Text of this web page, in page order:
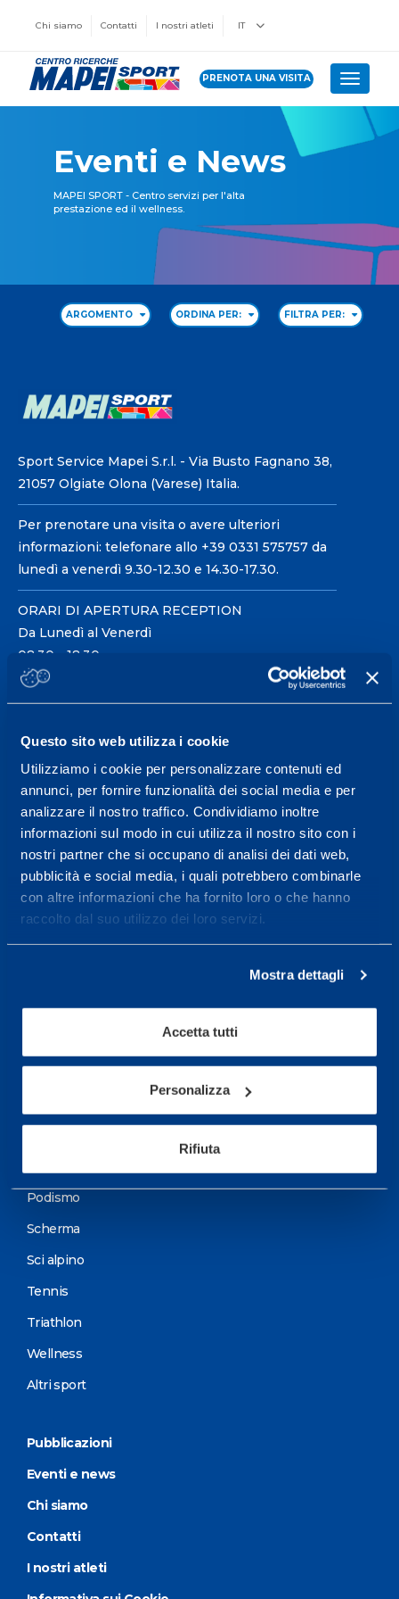
Questo sito web utilizza i cookie
Utilizziamo i cookie per personalizzare contenuti ed
annunci, per fornire funzionalità dei social media e per
analizzare il nostro traffico. Condividiamo inoltre
informazioni sul modo in cui utilizza il nostro sito con i
nostri partner che si occupano di analisi dei dati web,
pubblicità e social media, i quali potrebbero combinarle
con altre informazioni che ha fornito loro o che hanno
raccolto dal suo utilizzo dei loro servizi.
Mostra dettagli
Accetta tutti
Personalizza
Rifiuta
Chi siamo Contatti I nostri atleti IT
PRENOTA UNA VISITA Toggle
Eventi e News
MAPEI SPORT - Centro servizi per l'alta
prestazione ed il wellness.
ARGOMENTO ORDINA PER: FILTRA PER:
Sport Service Mapei S.r.l. - Via Busto Fagnano 38,
21057 Olgiate Olona (Varese) Italia.
Per prenotare una visita o avere ulteriori
informazioni: telefonare allo +39 0331 575757 da
lunedì a venerdì 9.30-12.30 e 14.30-17.30.
ORARI DI APERTURA RECEPTION
Da Lunedì al Venerdì
08.30 - 18.30
Centro servizi per l'alta
prestazione ed il
wellness.
Maggiori informazioni
Servizi
Servizi Medici
Test di valutazione
Podismo
Scherma
Sci alpino
Tennis
Triathlon
Wellness
Altri sport
Pubblicazioni
Eventi e news
Chi siamo
Contatti
I nostri atleti